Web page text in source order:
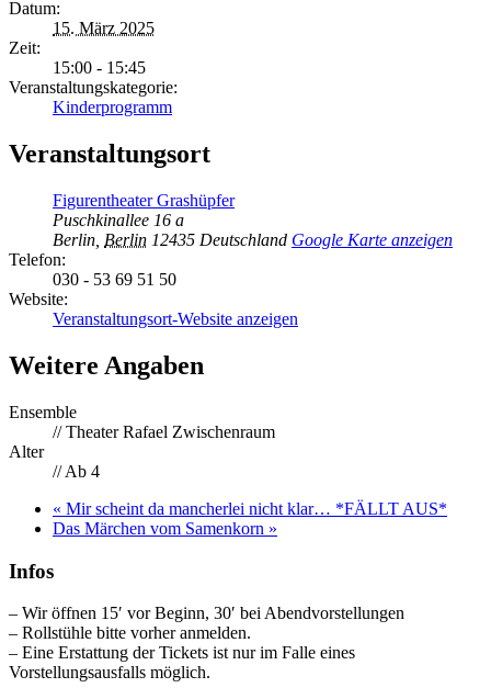
Datum:
15. März 2025
Zeit:
15:00 - 15:45
Veranstaltungskategorie:
Kinderprogramm
Veranstaltungsort
Figurentheater Grashüpfer
Puschkinallee 16 a
Berlin Berlin 12435 Deutschland Google Karte anzeigen
Telefon:
030 - 53 69 51 50
Website:
Veranstaltungsort-Website anzeigen
Weitere Angaben
Ensemble
// Theater Rafael Zwischenraum
Alter
// Ab 4
« Mir scheint da mancherlei nicht klar… *FÄLLT AUS*
Das Märchen vom Samenkorn »
Infos
– Wir öffnen 15′ vor Beginn, 30′ bei Abendvorstellungen
– Rollstühle bitte vorher anmelden.
– Eine Erstattung der Tickets ist nur im Falle eines
Vorstellungsausfalls möglich.